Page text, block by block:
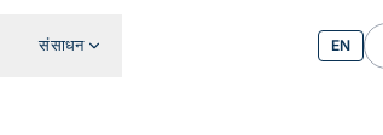
संसाधन EN